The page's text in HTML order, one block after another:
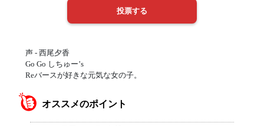
声 - 西尾夕香
Go Go しちゅー’s
Reバースが好きな元気な女の子。
オススメのポイント